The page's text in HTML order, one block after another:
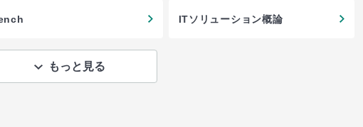
ITソリューション概論
もっと見る